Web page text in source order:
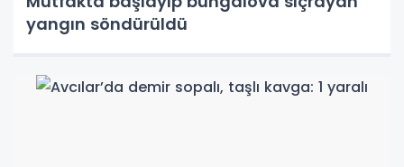
yangın söndürüldü